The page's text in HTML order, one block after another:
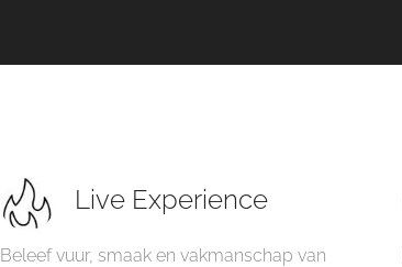
Live Experience
Beleef vuur, smaak en vakmanschap van